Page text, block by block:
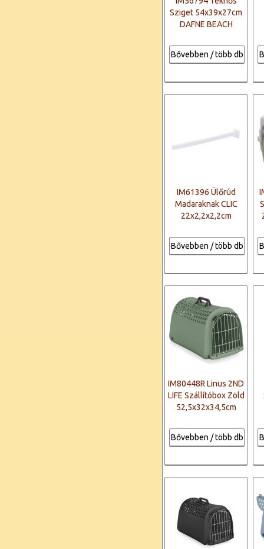
Sziget 54x39x27cm
DAFNE BEACH
Bővebben / több db
IM61396 Ülőrúd
Madaraknak CLIC
22x2,2x2,2cm
Bővebben / több db
IM80448R Linus 2ND
LIFE Szállítóbox Zöld
52,5x32x34,5cm
Bővebben / több db